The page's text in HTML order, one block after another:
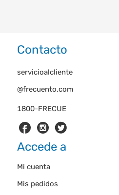
Contacto
1800-FRECUE
servicioalcliente
@frecuento.com
Accede a
Mi cuenta
Mis pedidos